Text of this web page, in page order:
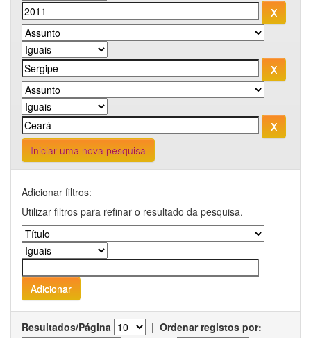
Iniciar uma nova pesquisa
Adicionar filtros:
Utilizar filtros para refinar o resultado da pesquisa.
Resultados/Página | Ordenar registos por: